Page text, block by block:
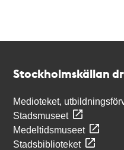
Stockholmskällan
Medioteket,
Stadsmuseet
Medeltidsmuseet
Stadsbiblioteket